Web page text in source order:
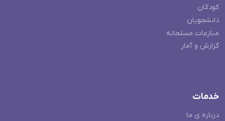
کودکان
دانشجویان
منازعات مسلحانه
گزارش و آمار
خدمات
درباره ی ما